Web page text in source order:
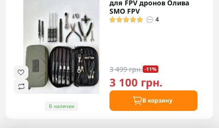
В наличии
для FPV дронов Олива
SMO FPV
4
3 499 грн. -11%
3 100 грн.
В корзину